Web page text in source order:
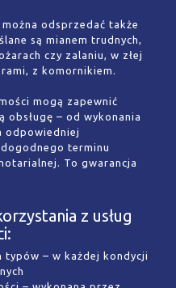
odsprzedać także
są mianem trudnych,
czy zalaniu, w złej
z komornikiem.
mogą zapewnić
obsługę – od wykonania
odpowiedniej
terminu
To gwarancja
z usług
typów – w każdej kondycji